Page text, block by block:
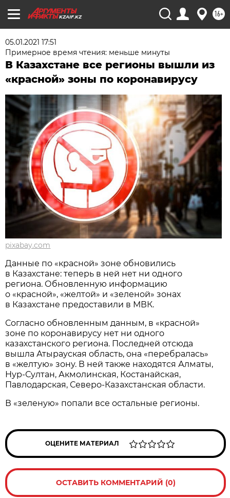
KZAIF.KZ 16+
05.01.2021 17:51
Примерное время чтения: меньше минуты
В Казахстане все регионы вышли из
«красной» зоны по коронавирусу
pixabay.com
Данные по «красной» зоне обновились
в Казахстане: теперь в ней нет ни одного
региона. Обновленную информацию
о «красной», «желтой» и «зеленой» зонах
в Казахстане предоставили в МВК.
Согласно обновленным данным, в «красной»
зоне по коронавирусу нет ни одного
казахстанского региона. Последней отсюда
вышла Атырауская область, она «перебралась»
в «желтую» зону. В ней также находятся Алматы,
Нур-Султан, Акмолинская, Костанайская,
Павлодарская, Северо-Казахстанская области.
В «зеленую» попали все остальные регионы.
ОЦЕНИТЕ МАТЕРИАЛ
ОСТАВИТЬ КОММЕНТАРИЙ (0)